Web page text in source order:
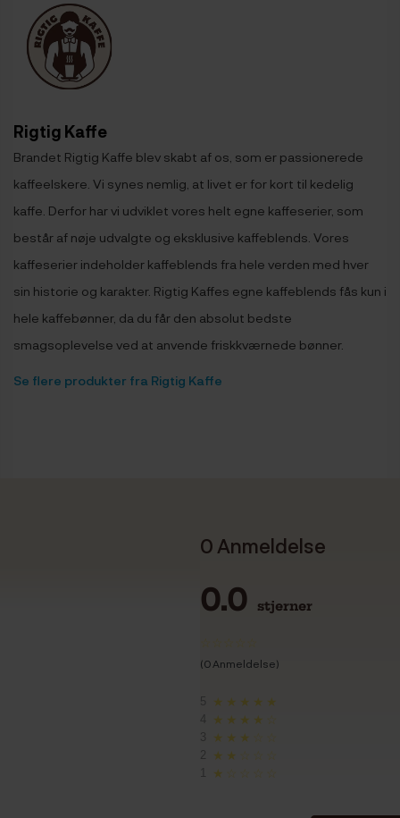
Rigtig Kaffe
Brandet Rigtig Kaffe blev skabt af os, som er passionerede
kaffeelskere. Vi synes nemlig, at livet er for kort til kedelig
kaffe. Derfor har vi udviklet vores helt egne kaffeserier, som
består af nøje udvalgte og eksklusive kaffeblends. Vores
kaffeserier indeholder kaffeblends fra hele verden med hver
sin historie og karakter. Rigtig Kaffes egne kaffeblends fås kun i
hele kaffebønner, da du får den absolut bedste
smagsoplevelse ved at anvende friskkværnede bønner.
Se flere produkter fra Rigtig Kaffe
0 Anmeldelse
0.0 stjerner
(0 Anmeldelse)
5 ★★★★★
4 ★★★★☆
3 ★★★☆☆
2 ★★☆☆☆
1 ★☆☆☆☆